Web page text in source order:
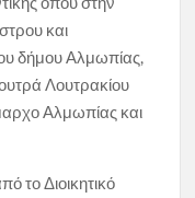
και
δήμου Αλμωπίας,
Λουτρακίου
Αλμωπίας και
το Διοικητικό